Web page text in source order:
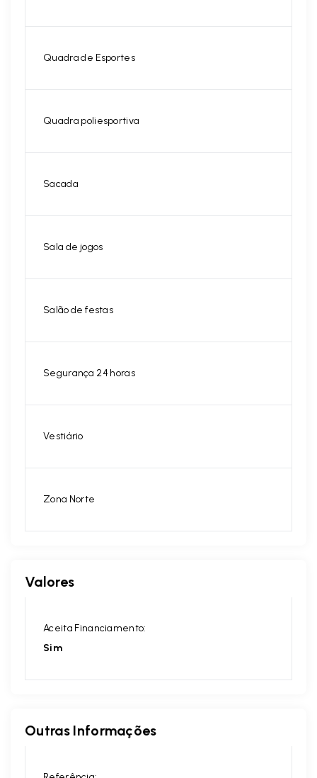
Quadra de Esportes
Quadra poliesportiva
Sacada
Sala de jogos
Salão de festas
Segurança 24 horas
Vestiário
Zona Norte
Valores
Aceita Financiamento:
Sim
Outras Informações